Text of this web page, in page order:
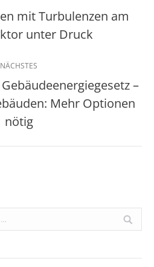
Vorheriger
Beitrag:
mit Turbulenzen am
unter Druck
NÄCHSTES
Nächster
Beitrag:
–
Mehr Optionen
nötig